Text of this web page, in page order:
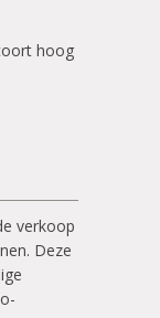
hoog
verkoop
Deze